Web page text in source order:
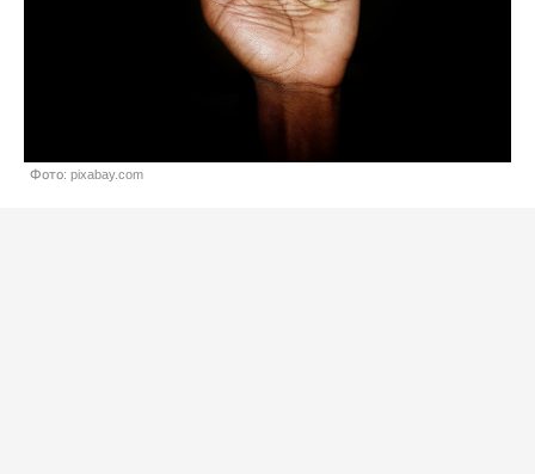
Фото: pixabay.com